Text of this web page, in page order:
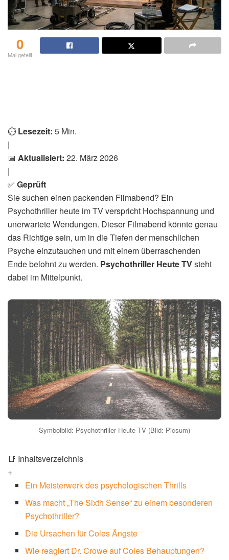
0
Mal geteilt
⏱️ Lesezeit: 5 Min.
|
📅 Aktualisiert: 22. März 2026
|
✅ Geprüft
Sie suchen einen packenden Filmabend? Ein
Psychothriller heute im TV verspricht Hochspannung und
unerwartete Wendungen. Dieser Filmabend könnte genau
das Richtige sein, um in die Tiefen der menschlichen
Psyche einzutauchen und mit einem überraschenden
Ende belohnt zu werden. Psychothriller Heute TVsteht
dabei im Mittelpunkt.
Symbolbild: Psychothriller Heute TV (Bild: Picsum)
📑 Inhaltsverzeichnis
+
Ein Meisterwerk des psychologischen Thrills
Was macht „The Sixth Sense“ zu einem besonderen
Psychothriller?
Die Ursachen für Coles Ängste
Wie reagiert Dr. Crowe auf Coles Behauptungen?